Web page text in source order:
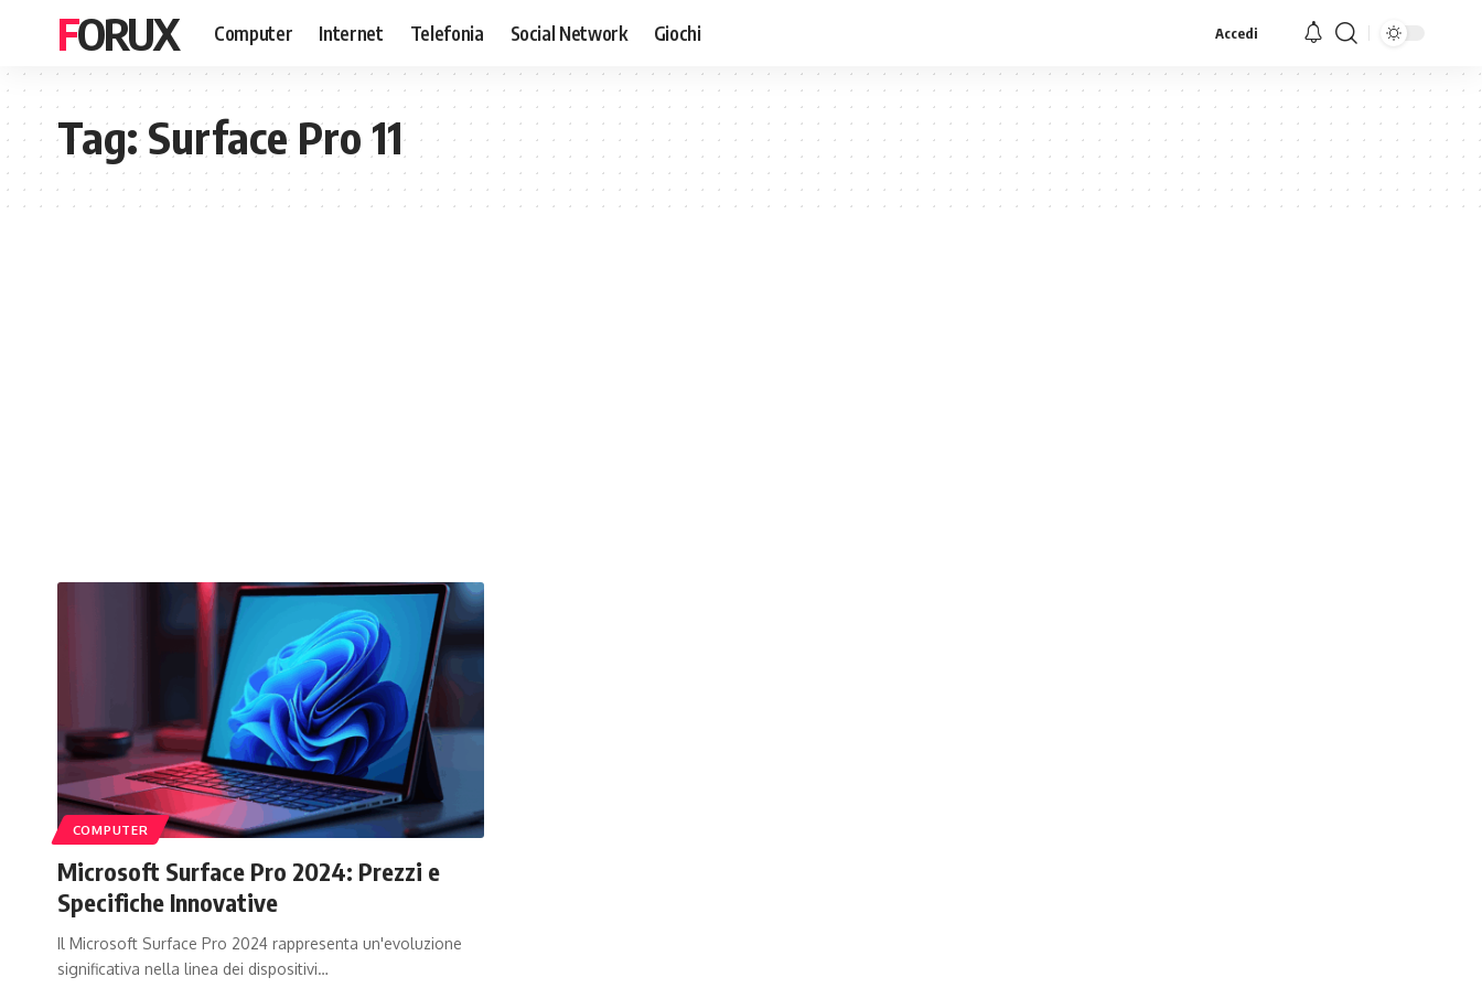
FORUX Computer Internet Telefonia Social Network Giochi Accedi
Tag:Surface Pro 11
COMPUTER
Microsoft Surface Pro 2024: Prezzi e
Specifiche Innovative
Il Microsoft Surface Pro 2024 rappresenta un'evoluzione
significativa nella linea dei dispositivi…